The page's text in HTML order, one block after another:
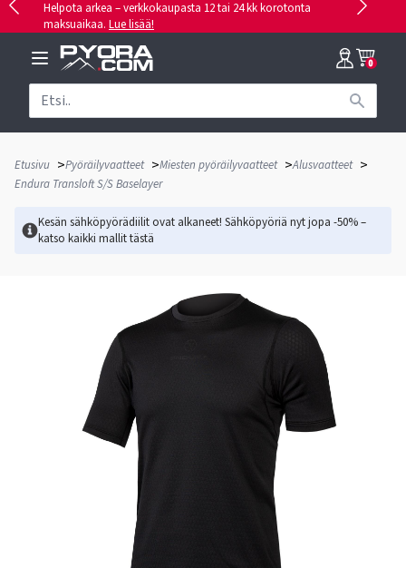
Helpota arkea – verkkokaupasta 12 tai 24 kk korotonta
maksuaikaa. Lue lisää!
0
Etusivu >Pyöräilyvaatteet >Miesten pyöräilyvaatteet >Alusvaatteet >
Endura Transloft S/S Baselayer
Kesän sähköpyörädiilit ovat alkaneet! Sähköpyöriä nyt jopa -50% –
katso kaikki mallittästä